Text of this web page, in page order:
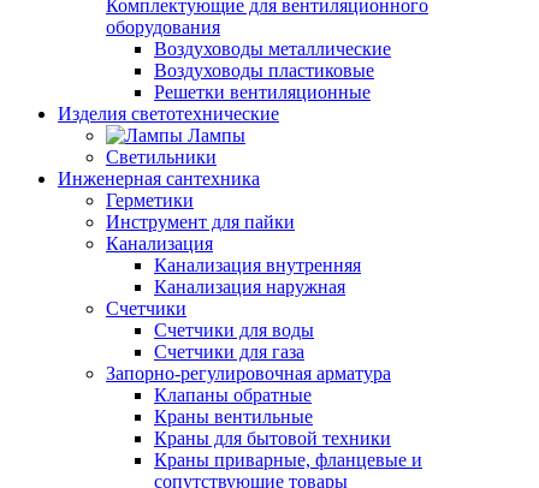
Комплектующие для вентиляционного
оборудования
Воздуховоды металлические
Воздуховоды пластиковые
Решетки вентиляционные
Изделия светотехнические
Лампы
Светильники
Инженерная сантехника
Герметики
Инструмент для пайки
Канализация
Канализация внутренняя
Канализация наружная
Счетчики
Счетчики для воды
Счетчики для газа
Запорно-регулировочная арматура
Клапаны обратные
Краны вентильные
Краны для бытовой техники
Краны приварные, фланцевые и
сопутствующие товары